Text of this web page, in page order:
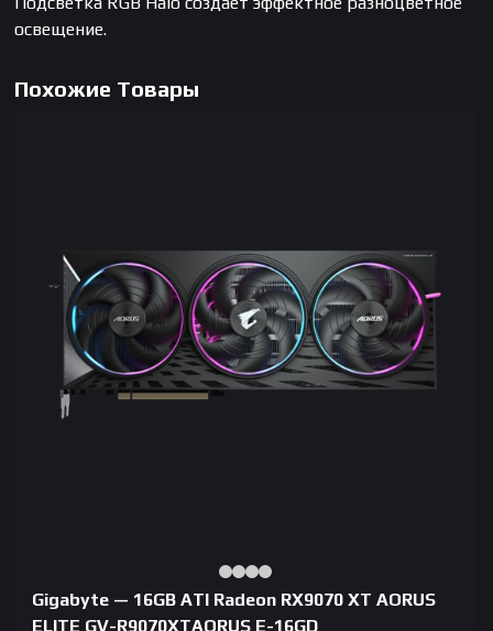
освещение.
Похожие Товары
Gigabyte — 16GB ATI Radeon RX9070 XT AORUS
ELITE GV-R9070XTAORUS E-16GD